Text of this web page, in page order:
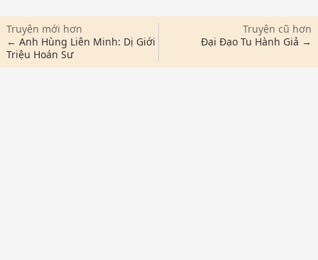
Truyện mới hơn
← Anh Hùng Liên Minh: Dị Giới
Triệu Hoán Sư
Truyện cũ hơn
Đại Đạo Tu Hành Giả →